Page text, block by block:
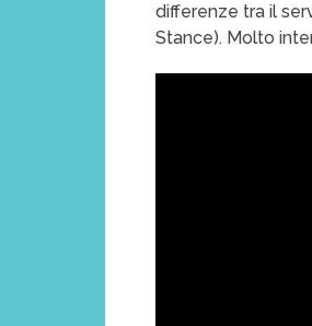
differenze tra il
Stance). Molto